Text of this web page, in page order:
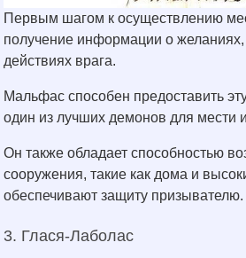
Первым шагом к осуществлению
получение информации о
действиях врага.
Мальфас способен предоставить
один из лучших демонов для мести
Он также обладает способностью
сооружения, такие как дома и
обеспечивают защиту призывателю.
3. Глася-Лаболас